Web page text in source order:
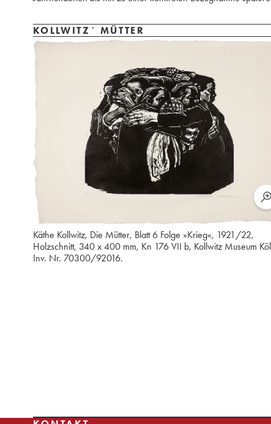
KOLLWITZ´ MÜTTER
Käthe Kollwitz, Die Mütter, Blatt 6 Folge »Krieg«, 1921/22,
Holzschnitt, 340 x 400 mm, Kn 176 VII b, Kollwitz Museum
Inv. Nr. 70300/92016.